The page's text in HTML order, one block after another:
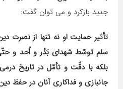
جدید بازکرد و می توان گفت:
تأثیر حمایت او نه تنها از نصرت
سلم توسّط شهدای بَدْر و اُحد و
بلکه با دقّت و تأمّل در تاریخ
جانبازی و فداکاری آنان در حفظ